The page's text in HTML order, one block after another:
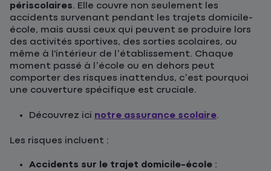
périscolaires. Elle couvre non seulement les
accidents survenant pendant les trajets domicile-
école, mais aussi ceux qui peuvent se produire lors
des activités sportives, des sorties scolaires, ou
même à l'intérieur de l’établissement. Chaque
moment passé à l’école ou en dehors peut
comporter des risques inattendus, c’est pourquoi
une couverture spécifique est cruciale.
Découvrez ici notre assurance scolaire.
Les risques incluent :
Accidents sur le trajet domicile-école :